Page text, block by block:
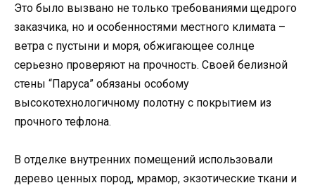
Это было вызвано не только требованиями щедрого
заказчика, но и особенностями местного климата –
ветра с пустыни и моря, обжигающее солнце
серьезно проверяют на прочность. Своей белизной
стены “Паруса” обязаны особому
высокотехнологичному полотну с покрытием из
прочного тефлона.
В отделке внутренних помещений использовали
дерево ценных пород, мрамор, экзотические ткани и